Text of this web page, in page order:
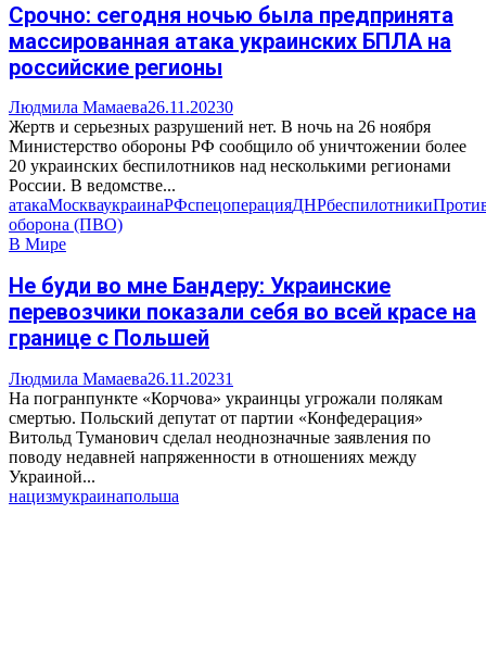
Срочно: сегодня ночью была предпринята
массированная атака украинских БПЛА на
российские регионы
Людмила Мамаева26.11.20230
Жертв и серьезных разрушений нет. В ночь на 26 ноября
Министерство обороны РФ сообщило об уничтожении более
20 украинских беспилотников над несколькими регионами
России. В ведомстве...
атакаМоскваукраинаРФспецоперацияДНРбеспилотники
оборона (ПВО)
В Мире
Не буди во мне Бандеру: Украинские
перевозчики показали себя во всей красе на
границе с Польшей
Людмила Мамаева26.11.20231
На погранпункте «Корчова» украинцы угрожали полякам
смертью. Польский депутат от партии «Конфедерация»
Витольд Туманович сделал неоднозначные заявления по
поводу недавней напряженности в отношениях между
Украиной...
нацизмукраинапольша